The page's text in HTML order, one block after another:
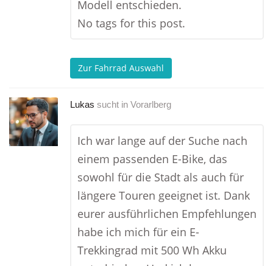
Modell entschieden.
No tags for this post.
Zur Fahrrad Auswahl
Lukas sucht in Vorarlberg
Ich war lange auf der Suche nach
einem passenden E-Bike, das
sowohl für die Stadt als auch für
längere Touren geeignet ist. Dank
eurer ausführlichen Empfehlungen
habe ich mich für ein E-
Trekkingrad mit 500 Wh Akku